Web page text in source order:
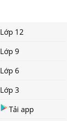
Lớp 12
Lớp 9
Lớp 6
Lớp 3
Tải app